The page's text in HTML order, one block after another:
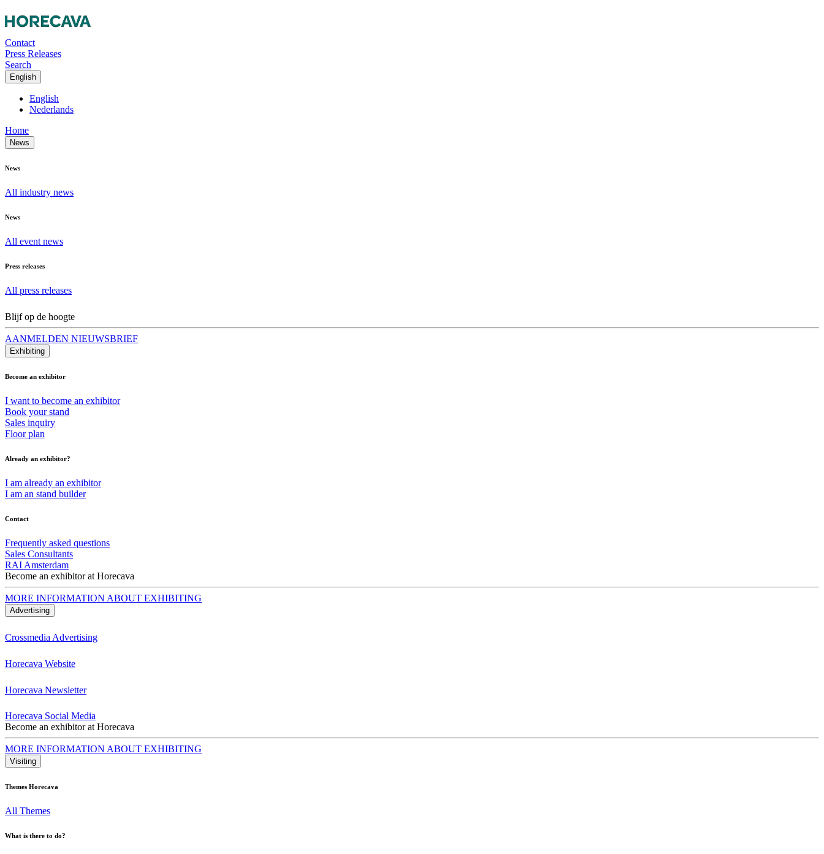
Contact
Press Releases
Search
English
English
Nederlands
Home
News
News
All industry news
News
All event news
Press releases
All press releases
Blijf op de hoogte
AANMELDEN NIEUWSBRIEF
Exhibiting
Become an exhibitor
I want to become an exhibitor
Book your stand
Sales inquiry
Floor plan
Already an exhibitor?
I am already an exhibitor
I am an stand builder
Contact
Frequently asked questions
Sales Consultants
RAI Amsterdam
Become an exhibitor at Horecava
MORE INFORMATION ABOUT EXHIBITING
Advertising
Crossmedia Advertising
Horecava Website
Horecava Newsletter
Horecava Social Media
Become an exhibitor at Horecava
MORE INFORMATION ABOUT EXHIBITING
Visiting
Themes Horecava
All Themes
What is there to do?